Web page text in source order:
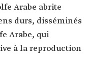
Arabe abrite
durs, disséminés
Arabe, qui
à la reproduction